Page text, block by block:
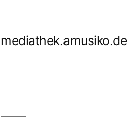
mediathek.amusiko.de